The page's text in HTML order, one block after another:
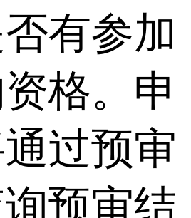
有参加
格。申
过预审
预审结